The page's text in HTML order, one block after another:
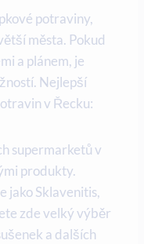
potraviny,
města. Pokud
a plánem, je
Nejlepší
v Řecku:
supermarketů v
produkty.
jako Sklavenitis,
zde velký výběr
a dalších